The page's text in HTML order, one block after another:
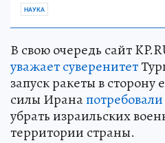
НАУКА
В свою очередь сайт
уважает суверенитет
запуск ракеты в
силы Иранапотребовали
убрать израильских
территории страны.